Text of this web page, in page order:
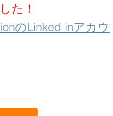
た！
のLinked inアカウ